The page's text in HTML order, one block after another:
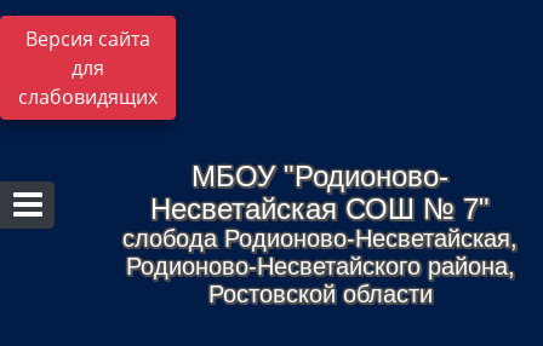
Версия сайта
для
слабовидящих
МБОУ "Родионово-
Несветайская СОШ № 7"
слобода Родионово-Несветайская,
Родионово-Несветайского района,
Ростовской области